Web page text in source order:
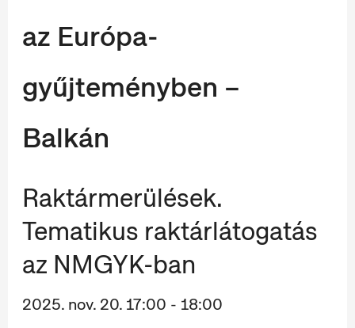
az Európa-
gyűjteményben –
Balkán
Raktármerülések.
Tematikus raktárlátogatás
az NMGYK-ban
2025. nov. 20. 17:00 - 18:00